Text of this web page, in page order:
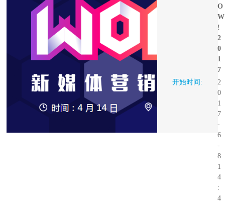
O
W
!
2
0
1
7
开始时间:
2
0
1
7
-
6
-
8
1
4
:
4